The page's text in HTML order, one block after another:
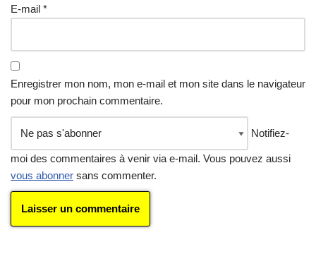
E-mail *
Enregistrer mon nom, mon e-mail et mon site dans le navigateur
pour mon prochain commentaire.
Notifiez-
moi des commentaires à venir via e-mail. Vous pouvez aussi
vous abonner sans commenter.